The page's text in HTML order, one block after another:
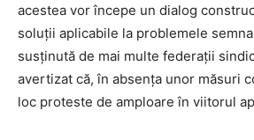
acestea vor începe un dialog
soluții aplicabile la problemele
susținută de mai multe federații
avertizat că, în absența unor măsuri
loc proteste de amploare în viitorul